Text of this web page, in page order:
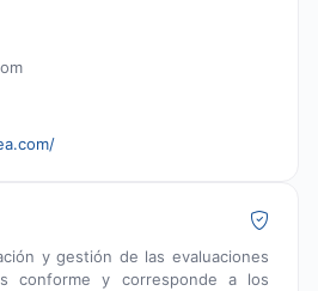
y gestión de las evaluaciones
conforme y corresponde a los